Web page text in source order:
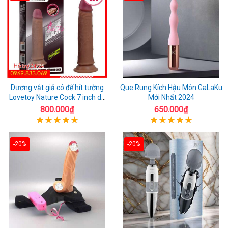
Dương vật giả có đế hít tường
Lovetoy Nature Cock 7 inch da
đen
800.000₫
Que Rung Kích Hậu Môn GaLaKu
Mới Nhất 2024
650.000₫
-20% -20%